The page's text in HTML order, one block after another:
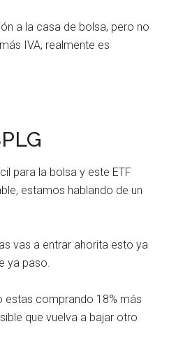
a la casa de bolsa, pero no
IVA, realmente es
para la bolsa y este ETF
estamos hablando de un
vas a entrar ahorita esto ya
ya paso.
estas comprando 18% más
que vuelva a bajar otro